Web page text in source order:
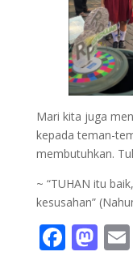
Mari kita juga
kepada teman-
membutuhkan.
~ “TUHAN itu
kesusahan”
F M